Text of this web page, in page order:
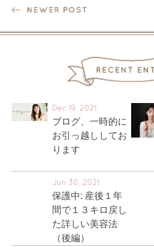
Dec 19, 2021
ブログ、一時的に
お引っ越ししてお
ります
Jun 30, 2021
保護中: 産後１年
間で１３キロ戻し
た詳しい美容法
（後編）